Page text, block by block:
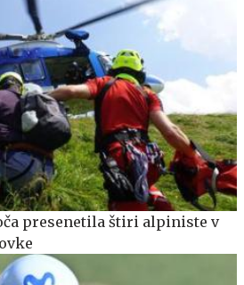
presenetila štiri alpiniste v